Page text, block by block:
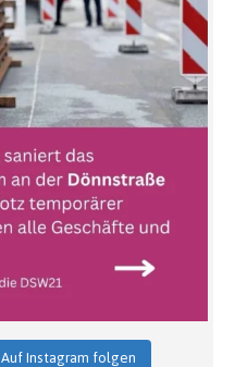
Auf Instagram folgen